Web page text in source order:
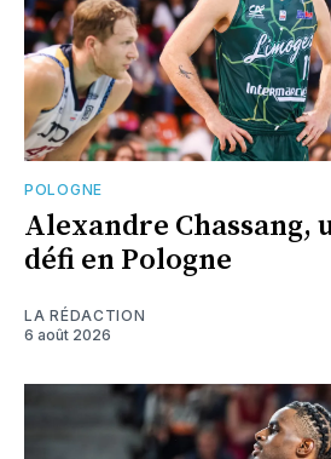
POLOGNE
Alexandre Chassang,
défi en Pologne
LA RÉDACTION
6 août 2026